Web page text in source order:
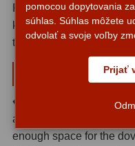
Mesačné a polarizačné
Slnečné 43
OIII21
Furthermore, the bag
keeps, for example,
telescope dry and free of
Among others,
♦ Celestron C-6
assemblies of the
enough space for the
pomocou dopytovania
súhlas. Súhlas môžete
odvolať a svoje voľby
Prijať